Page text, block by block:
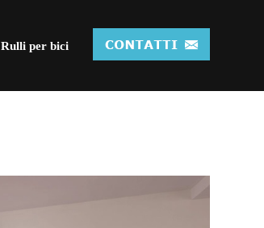
Rulli per bici